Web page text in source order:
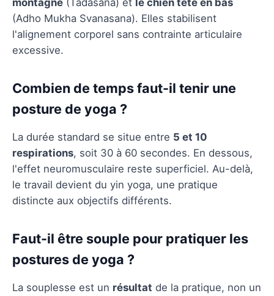
(Adho Mukha Svanasana). Elles stabilisent
l'alignement corporel sans contrainte articulaire
excessive.
Combien de temps faut-il tenir une
posture de yoga ?
La durée standard se situe entre 5 et 10
respirations, soit 30 à 60 secondes. En dessous,
l'effet neuromusculaire reste superficiel. Au-delà,
le travail devient du yin yoga, une pratique
distincte aux objectifs différents.
Faut-il être souple pour pratiquer les
postures de yoga ?
La souplesse est un résultat de la pratique, non un